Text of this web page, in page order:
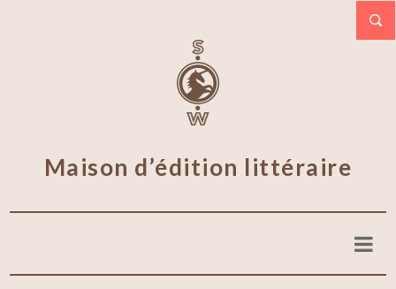
Maison d’édition littéraire